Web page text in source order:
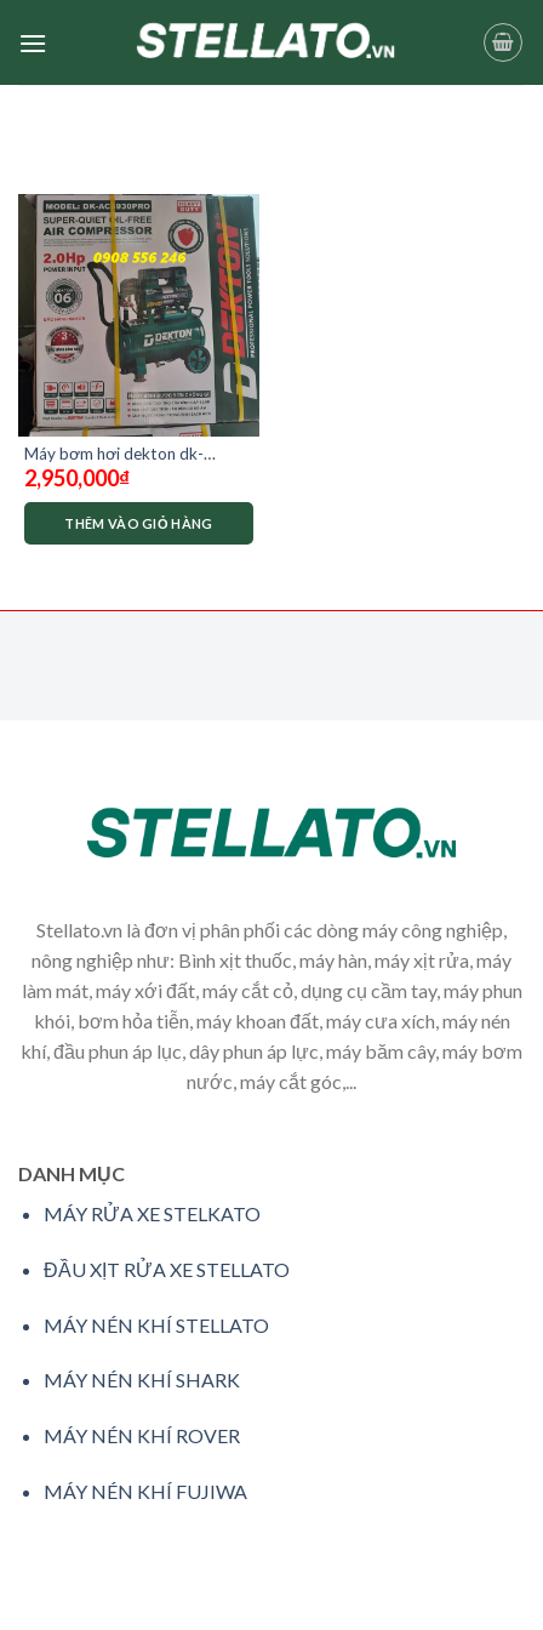
Máy bơm hơi dekton dk-
ac3930pro không dầu
2,950,000₫
THÊM VÀO GIỎ HÀNG
Stellato.vn là đơn vị phân phối các dòng máy công nghiệp,
nông nghiệp như: Bình xịt thuốc, máy hàn, máy xịt rửa, máy
làm mát, máy xới đất, máy cắt cỏ, dụng cụ cầm tay, máy phun
khói, bơm hỏa tiễn, máy khoan đất, máy cưa xích, máy nén
khí, đầu phun áp lục, dây phun áp lực, máy băm cây, máy bơm
nước, máy cắt góc,...
DANH MỤC
MÁY RỬA XE STELKATO
ĐẦU XỊT RỬA XE STELLATO
MÁY NÉN KHÍ STELLATO
MÁY NÉN KHÍ SHARK
MÁY NÉN KHÍ ROVER
MÁY NÉN KHÍ FUJIWA